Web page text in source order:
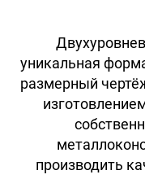
уникальная
размерный
производить